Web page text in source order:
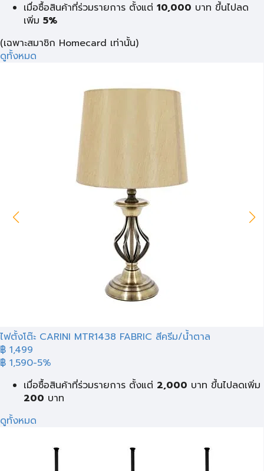
เมื่อซื้อสินค้าที่ร่วมรายการ ตั้งแต่ 10,000 บาท ขึ้นไปลด
เพิ่ม 5%
(เฉพาะสมาชิก Homecard เท่านั้น)
ดูทั้งหมด
ไฟตั้งโต๊ะ CARINI MTR1438 FABRIC สีครีม/น้ำตาล
฿ 1,499
฿ 1,590-5%
เมื่อซื้อสินค้าที่ร่วมรายการ ตั้งแต่ 2,000 บาท ขึ้นไปลดเพิ่ม
200 บาท
ดูทั้งหมด